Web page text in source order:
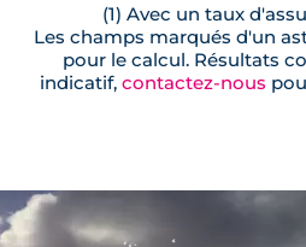
(1) Avec un taux
Les champs marqués d'un
pour le calcul. Résultats
indicatif, contactez-nous